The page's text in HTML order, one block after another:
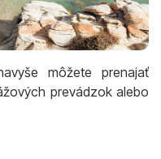
môžete prenajať
prevádzok alebo